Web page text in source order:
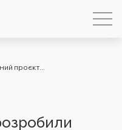
проєкт...